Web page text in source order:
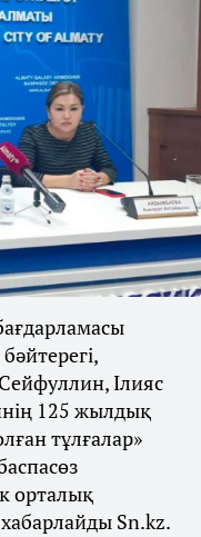
Ілияс
125 жылдық
тұлғалар»
орталық
Sn.kz.